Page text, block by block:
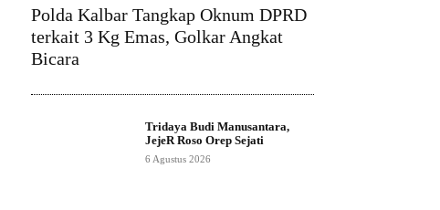
Polda Kalbar Tangkap Oknum DPRD
terkait 3 Kg Emas, Golkar Angkat
Bicara
Tridaya Budi Manusantara,
JejeR Roso Orep Sejati
6 Agustus 2026